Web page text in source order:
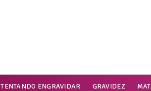
TENTANDO ENGRAVIDAR GRAVIDEZ